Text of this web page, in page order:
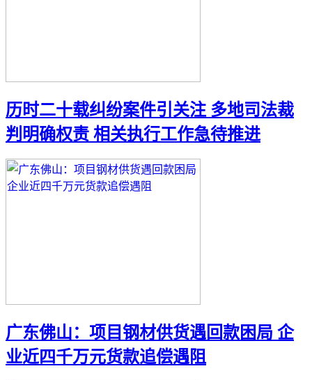
历时二十载纠纷案件引关注 多地司法裁
判明确权责 相关执行工作急待推进
广东佛山：项目钢材供货遇回款困局 企
业近四千万元货款追偿遇阻